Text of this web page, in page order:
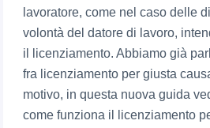
lavoratore, come nel caso delle
volontà del datore di lavoro,
il licenziamento. Abbiamo già
fra licenziamento per giusta
motivo, in questa nuova guida
come funziona il licenziamento